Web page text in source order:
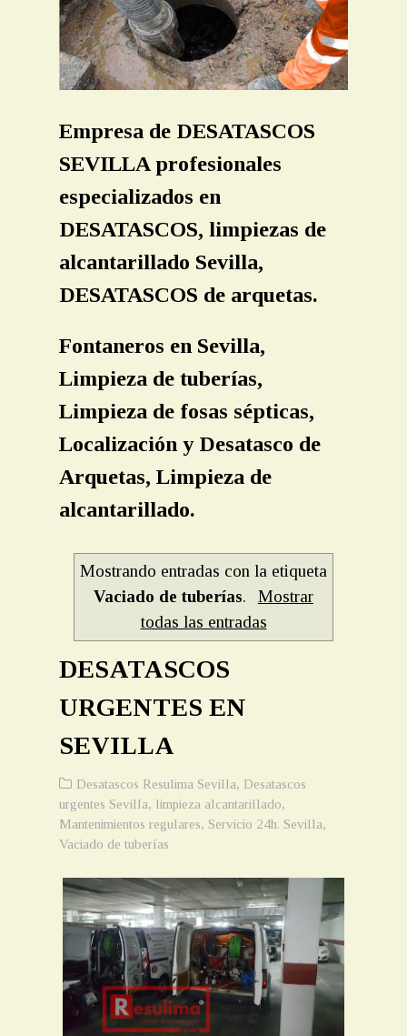
LIMPIEZA TUBERIAS SEVILLA
LIMPIEZA FOSAS SEPTICAS
LOCALIZACION ARQUETAS OCULTAS
INSPECCION TUBERIAS CAMARAS TV SEVILLA
Empresa de DESATASCOS
SEVILLA profesionales
especializados en
DESATASCOS, limpiezas de
alcantarillado Sevilla,
DESATASCOS de arquetas.
Fontaneros en Sevilla,
Limpieza de tuberías,
Limpieza de fosas sépticas,
Localización y Desatasco de
Arquetas, Limpieza de
alcantarillado.
Mostrando entradas con la etiqueta
Vaciado de tuberías.
Mostrar
todas las entradas
DESATASCOS
URGENTES EN
SEVILLA
Desatascos Resulima Sevilla, Desatascos
urgentes Sevilla, limpieza alcantarillado,
Mantenimientos regulares, Servicio 24h. Sevilla,
Vaciado de tuberías